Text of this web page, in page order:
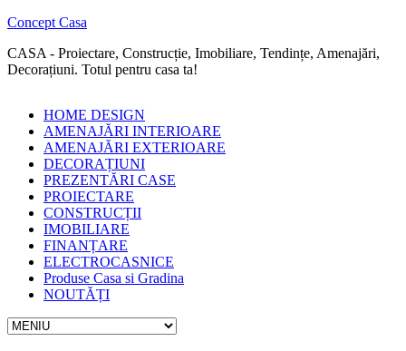
Concept Casa
CASA - Proiectare, Construcție, Imobiliare, Tendințe, Amenajări,
Decorațiuni. Totul pentru casa ta!
HOME DESIGN
AMENAJĂRI INTERIOARE
AMENAJĂRI EXTERIOARE
DECORAȚIUNI
PREZENTĂRI CASE
PROIECTARE
CONSTRUCȚII
IMOBILIARE
FINANȚARE
ELECTROCASNICE
Produse Casa si Gradina
NOUTĂȚI